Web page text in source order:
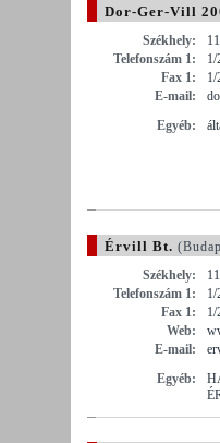
Dor-Ger-Vill
Székhely:
Telefonszám 1:
1/
Fax 1:
1/
E-mail:
Egyéb:
Érvill Bt.
Székhely:
Telefonszám 1:
1/
Fax 1:
1/
Web:
E-mail:
Egyéb: